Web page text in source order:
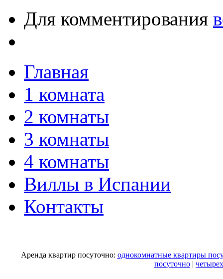
Для комментирования
Главная
1 комната
2 комнаты
3 комнаты
4 комнаты
Виллы в Испании
Контакты
Аренда квартир посуточно: однокомнатные квартиры
посуточно |